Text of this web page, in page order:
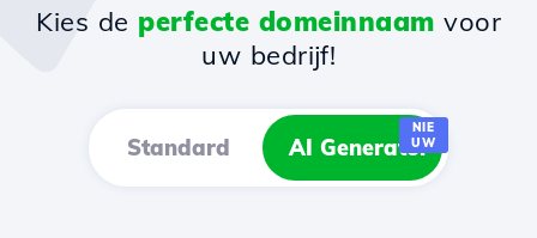
Kies de perfecte domeinnaam voor
uw bedrijf!
Standard AI Generator
NIE
UW